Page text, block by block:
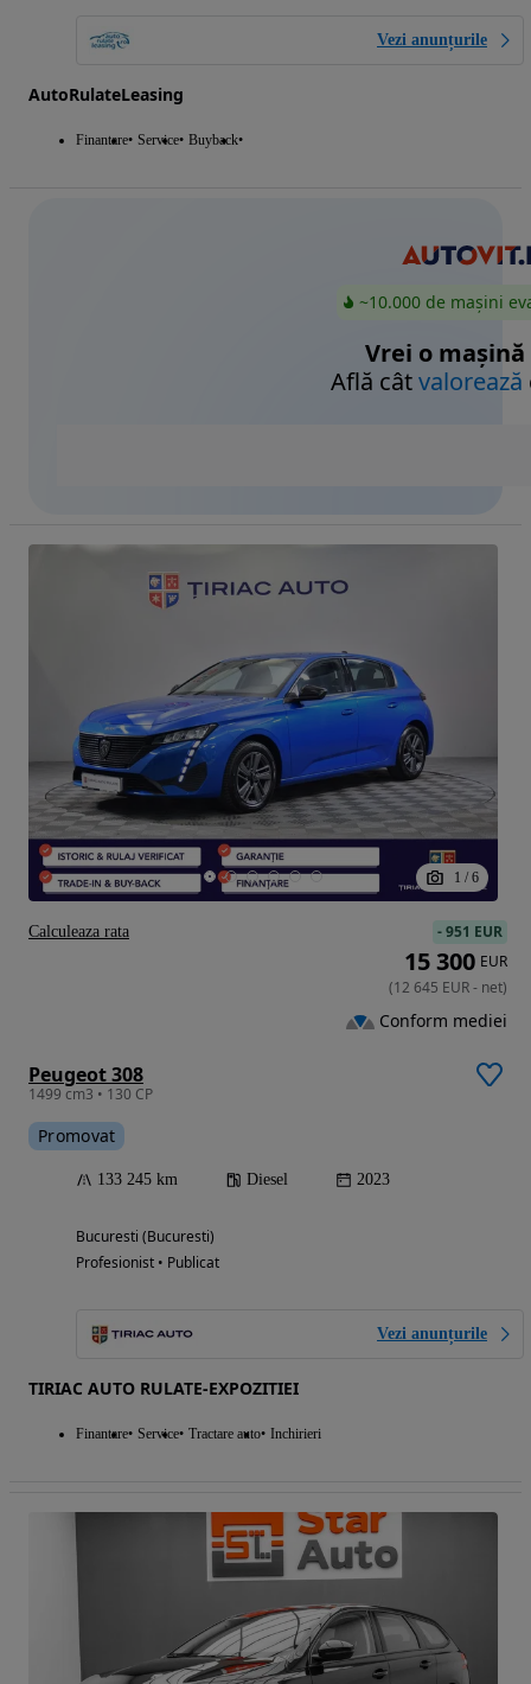
Vezi anunțurile
AutoRulateLeasing
Finantare Service Buyback
~10.000 de mașini
Vrei o mașină
Află câtvalorează
1 / 6
Peugeot 308
1499 cm3 • 130 CP
Promovat
133 245 km Diesel 2023
Bucuresti (Bucuresti)
Profesionist • Publicat
Vezi anunțurile
TIRIAC AUTO RULATE-EXPOZITIEI
Finantare Service Tractare auto Inchirieri
-951 EUR
15 300 EUR
(12 645 EUR- net)
Conform mediei
Calculeaza rata